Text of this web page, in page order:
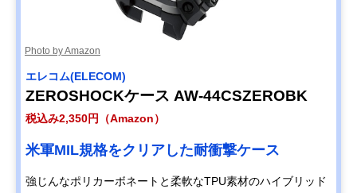
Photo by Amazon
エレコム(ELECOM)
ZEROSHOCKケース AW-44CSZEROBK
税込み2,350円（Amazon）
米軍MIL規格をクリアした耐衝撃ケース
強じんなポリカーボネートと柔軟なTPU素材のハイブリッド